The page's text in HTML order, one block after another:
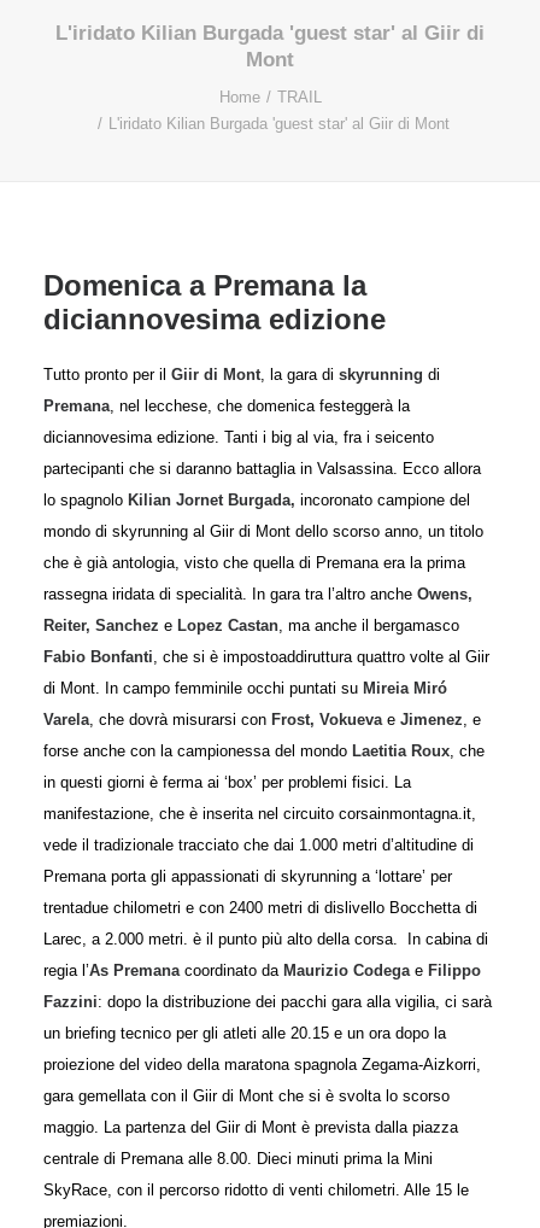
L'iridato Kilian Burgada 'guest star' al Giir di
Mont
Home
TRAIL
L'iridato Kilian Burgada 'guest star' al Giir di Mont
Domenica a Premana la
diciannovesima edizione
Tutto pronto per il Giir di Mont, la gara di skyrunning di
Premana, nel lecchese, che domenica festeggerà la
diciannovesima edizione. Tanti i big al via, fra i seicento
partecipanti che si daranno battaglia in Valsassina. Ecco allora
lo spagnolo Kilian Jornet Burgada, incoronato campione del
mondo di skyrunning al Giir di Mont dello scorso anno, un titolo
che è già antologia, visto che quella di Premana era la prima
rassegna iridata di specialità. In gara tra l’altro anche Owens,
Reiter, Sanchez e Lopez Castan, ma anche il bergamasco
Fabio Bonfanti, che si è impostoaddiruttura quattro volte al Giir
di Mont. In campo femminile occhi puntati su Mireia Miró
Varela, che dovrà misurarsi con Frost, Vokuevae Jimenez, e
forse anche con la campionessa del mondo Laetitia Roux, che
in questi giorni è ferma ai ‘box’ per problemi fisici. La
manifestazione, che è inserita nel circuito corsainmontagna.it,
vede il tradizionale tracciato che dai 1.000 metri d’altitudine di
Premana porta gli appassionati di skyrunning a ‘lottare’ per
trentadue chilometri e con 2400 metri di dislivello Bocchetta di
Larec, a 2.000 metri. è il punto più alto della corsa. In cabina di
regia l’As Premanacoordinato da Maurizio Codegae Filippo
Fazzini: dopo la distribuzione dei pacchi gara alla vigilia, ci sarà
un briefing tecnico per gli atleti alle 20.15 e un ora dopo la
proiezione del video della maratona spagnola Zegama-Aizkorri,
gara gemellata con il Giir di Mont che si è svolta lo scorso
maggio. La partenza del Giir di Mont è prevista dalla piazza
centrale di Premana alle 8.00. Dieci minuti prima la Mini
SkyRace, con il percorso ridotto di venti chilometri. Alle 15 le
premiazioni.